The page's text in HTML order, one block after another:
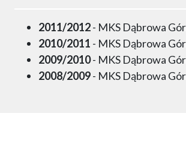
2011/2012- MKS Dąbrowa
2010/2011 - MKS Dąbrowa
2009/2010- MKS Dąbrowa
2008/2009- MKS Dąbrowa